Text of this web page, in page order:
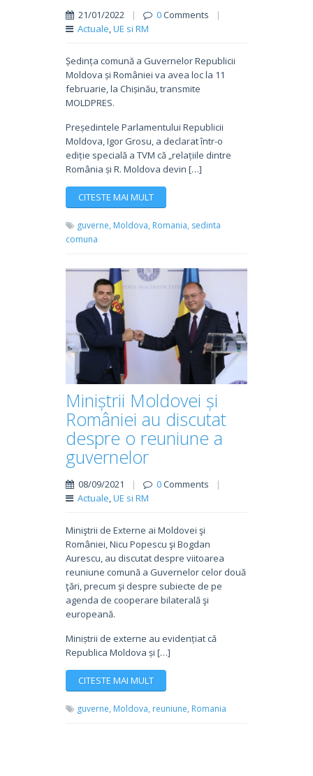
21/01/2022 | 0Comments
|
Actuale,UE si RM
Ședința comună a Guvernelor Republicii
Moldova și României va avea loc la 11
februarie, la Chișinău, transmite
MOLDPRES.
Președintele Parlamentului Republicii
Moldova, Igor Grosu, a declarat într-o
ediție specială a TVM că „relațiile dintre
România și R. Moldova devin […]
CITESTE MAI MULT
guverne, Moldova, Romania, sedinta
comuna
Miniștrii Moldovei și
României au discutat
despre o reuniune a
guvernelor
08/09/2021 | 0Comments
|
Actuale,UE si RM
Miniştrii de Externe ai Moldovei şi
României, Nicu Popescu şi Bogdan
Aurescu, au discutat despre viitoarea
reuniune comună a Guvernelor celor două
ţări, precum şi despre subiecte de pe
agenda de cooperare bilaterală şi
europeană.
Miniștrii de externe au evidențiat că
Republica Moldova și […]
CITESTE MAI MULT
guverne, Moldova, reuniune, Romania